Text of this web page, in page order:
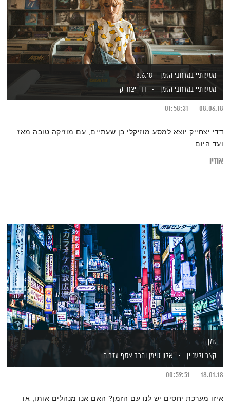
מסעותיי במרחבי הזמן – 8.6.18
מסעותיי במרחבי הזמן
דדי יצחייק
08.06.18
01:58:31
דדי יצחייק יוצא למסע מוזיקלי בן שעתיים, עם מוזיקה טובה מאז
ועד היום
אודיו
זמן
קצר ולעניין
אלון נוימן והרב אסף עזריה
18.01.18
00:59:51
איזו מערכת יחסים יש לנו עם הזמן? האם אנו מנהלים אותו, או